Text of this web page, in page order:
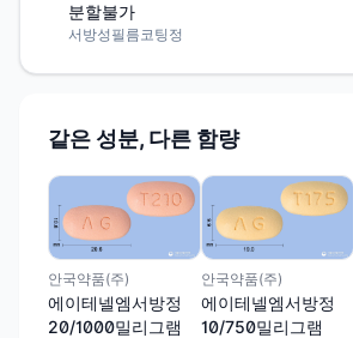
분할불가
서방성필름코팅정
같은 성분, 다른 함량
안국약품(주)
에이테넬엠서방정
20/1000밀리그램
안국약품(주)
에이테넬엠서방정
10/750밀리그램